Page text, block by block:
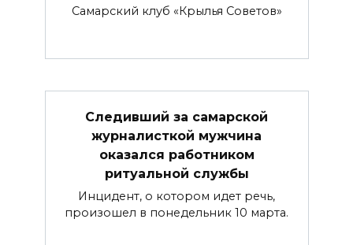
Самарский клуб «Крылья Советов»
Следивший за самарской
журналисткой мужчина
оказался работником
ритуальной службы
Инцидент, о котором идет речь,
произошел в понедельник 10 марта.